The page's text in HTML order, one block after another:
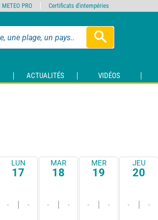
ACTUALITÉS VIDÉOS
LUN
17
- -
MAR
18
- -
MER
19
- -
JEU
20
- -
PRO Certificats d'intempéries